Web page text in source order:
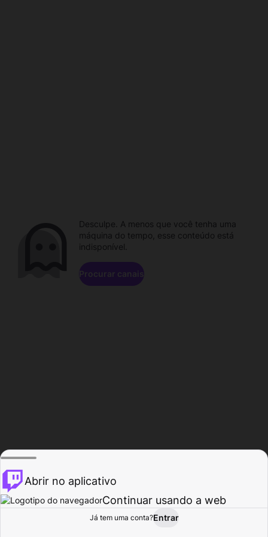
Procurar Atividade
Desculpe. A menos que você tenha uma
máquina do tempo, esse conteúdo está
indisponível.
Procurar canais
Abrir no aplicativo
Continuar usando a web
Já tem uma conta?Entrar